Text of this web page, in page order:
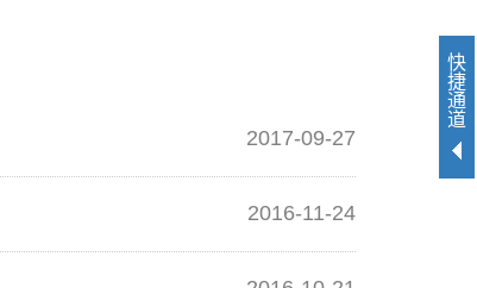
2017-09-27
2016-11-24
快
捷
通
道